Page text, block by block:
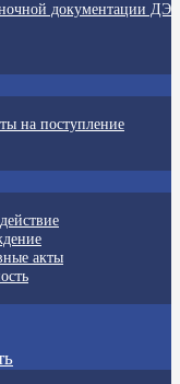
документации ДЭ
на поступление
акты